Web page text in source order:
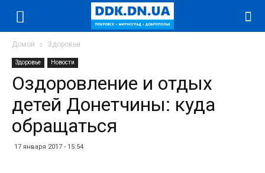
Домой Здоровье
Здоровье Новости
Оздоровление и отдых
детей Донетчины: куда
обращаться
17 января 2017 - 15:54